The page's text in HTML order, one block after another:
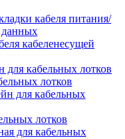
кабеля питания/
данных
кабеленесущей
кабельных лотков
лотков
для кабельных
лотков
для кабельных